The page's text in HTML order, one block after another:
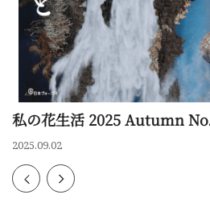
私の花生活 2025 Autumn
2025.09.02